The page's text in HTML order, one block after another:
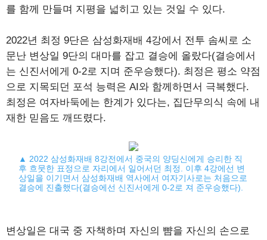
를 함께 만들며 지평을 넓히고 있는 것일 수 있다.
2022년 최정 9단은 삼성화재배 4강에서 전투 솜씨로 소
문난 변상일 9단의 대마를 잡고 결승에 올랐다(결승에서
는 신진서에게 0-2로 지며 준우승했다). 최정은 평소 약점
으로 지목되던 포석 능력은 AI와 함께하면서 극복했다.
최정은 여자바둑에는 한계가 있다는, 집단무의식 속에 내
재한 믿음도 깨뜨렸다.
▲ 2022 삼성화재배 8강전에서 중국의 양딩신에게 승리한 직
후 흐뭇한 표정으로 자리에서 일어서던 최정. 이후 4강에선 변
상일을 이기면서 삼성화재배 역사에서 여자기사로는 처음으로
결승에 진출했다(결승에선 신진서에게 0-2로 져 준우승했다).
변상일은 대국 중 자책하며 자신의 뺨을 자신의 손으로